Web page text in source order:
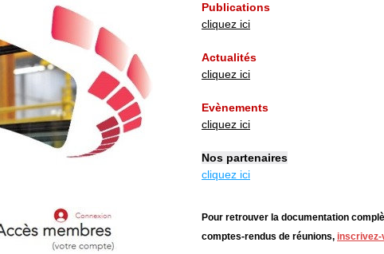
Publications
cliquez ici
Actualités
cliquez ici
Evènements
cliquez ici
Nos partenaires
cliquez ici
Pour retrouver la documentation
comptes-rendus de réunions, inscrivez-